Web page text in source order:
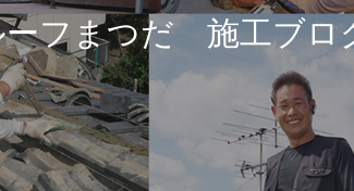
ーフまつだ 施工ブロ